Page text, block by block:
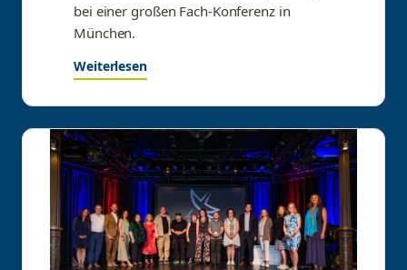
bei einer großen Fach-Konferenz in
München.
Weiterlesen